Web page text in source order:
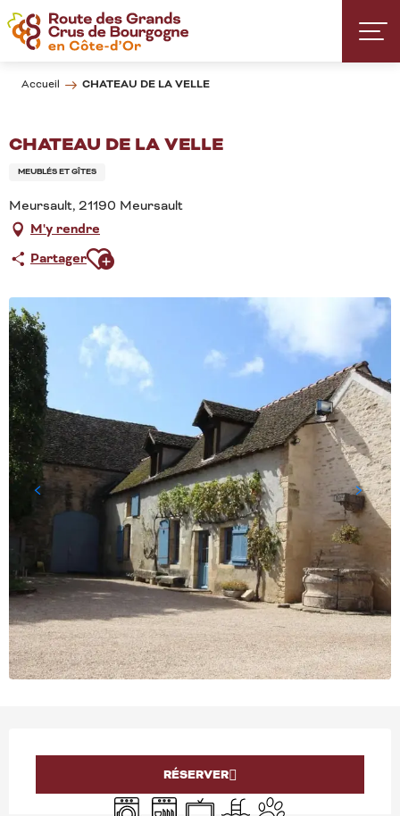
Aller
au
contenu
Accueil CHATEAU DE LA VELLE
CHATEAU DE LA VELLE
MEUBLÉS ET GÎTES
Meursault, 21190 Meursault
M'y rendre
PartagerAjouter aux favoris
OUVERTURE ET
RÉSERVER
Lave lingeLave vaisselle
TélévisionPiscineAnimaux acceptés